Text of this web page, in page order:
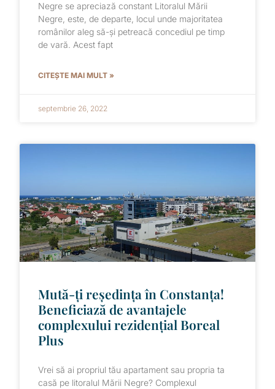
Negre se apreciază constant Litoralul Mării
Negre, este, de departe, locul unde majoritatea
românilor aleg să-și petreacă concediul pe timp
de vară. Acest fapt
CITEȘTE MAI MULT »
septembrie 26, 2022
Mută-ți reședința în Constanța!
Beneficiază de avantajele
complexului rezidențial Boreal
Plus
Vrei să ai propriul tău apartament sau propria ta
casă pe litoralul Mării Negre? Complexul